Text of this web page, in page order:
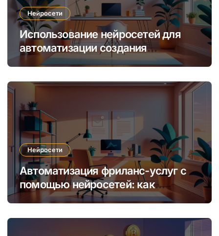
Нейросети
Использование нейросетей для
автоматизации создания
уникальных интернет-курсов и
Нейросети
Автоматизация фриланс-услуг с
помощью нейросетей: как
увеличить доход и сократить